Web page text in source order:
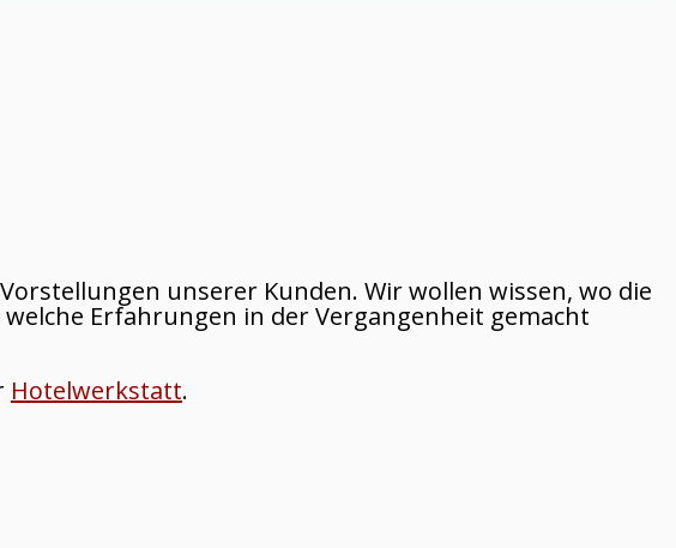
unserer Kunden. Wir wollen wissen, wo die
Erfahrungen in der Vergangenheit gemacht
Hotelwerkstatt.